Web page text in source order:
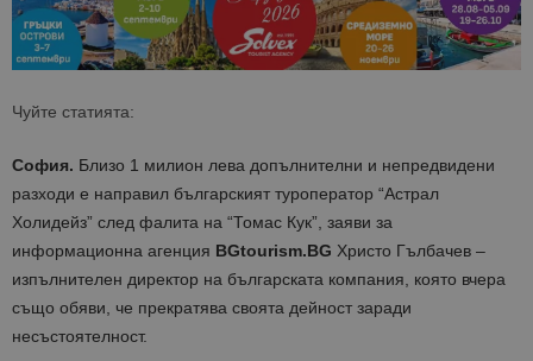
Чуйте статията:
София. Близо 1 милион лева допълнителни и непредвидени
разходи е направил българският туроператор “Астрал
Холидейз” след фалита на “Томас Кук”, заяви за
информационна агенция BGtourism.BG Христо Гълбачев –
изпълнителен директор на българската компания, която вчера
също обяви, че прекратява своята дейност заради
несъстоятелност.